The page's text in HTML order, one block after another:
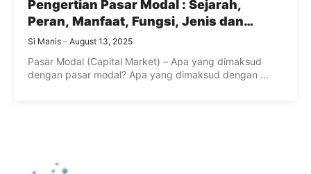
Pengertian Pasar Modal : Sejarah,
Peran, Manfaat, Fungsi, Jenis dan
Instrumen Pasar Modal (Capital Market)
Si Manis August 13, 2025
Pasar Modal (Capital Market) – Apa yang dimaksud
dengan pasar modal? Apa yang dimaksud dengan ...